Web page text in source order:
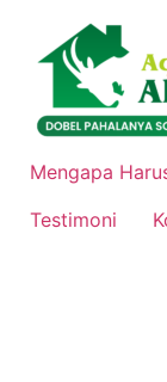
konten
Mengapa
Testimoni